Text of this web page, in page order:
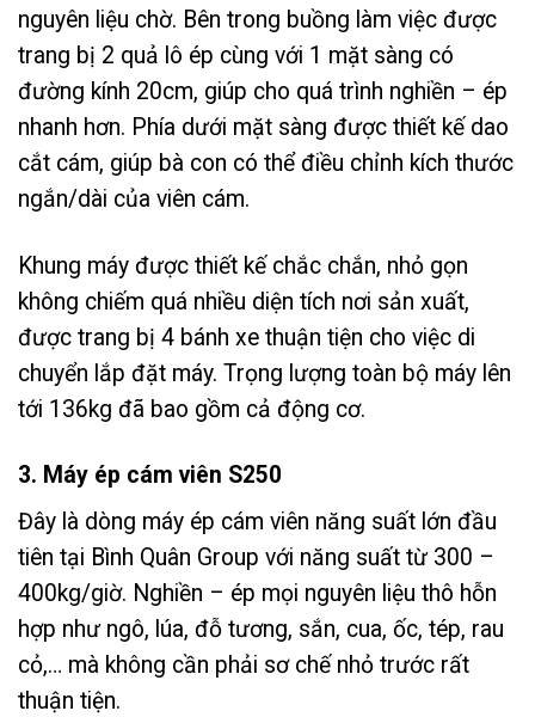
nguyên liệu chờ. Bên trong buồng làm việc được
trang bị 2 quả lô ép cùng với 1 mặt sàng có
đường kính 20cm, giúp cho quá trình nghiền – ép
nhanh hơn. Phía dưới mặt sàng được thiết kế dao
cắt cám, giúp bà con có thể điều chỉnh kích thước
ngắn/dài của viên cám.
Khung máy được thiết kế chắc chắn, nhỏ gọn
không chiếm quá nhiều diện tích nơi sản xuất,
được trang bị 4 bánh xe thuận tiện cho việc di
chuyển lắp đặt máy. Trọng lượng toàn bộ máy lên
tới 136kg đã bao gồm cả động cơ.
3. Máy ép cám viên S250
Đây là dòng máy ép cám viên năng suất lớn đầu
tiên tại Bình Quân Group với năng suất từ 300 –
400kg/giờ. Nghiền – ép mọi nguyên liệu thô hỗn
hợp như ngô, lúa, đỗ tương, sắn, cua, ốc, tép, rau
cỏ,… mà không cần phải sơ chế nhỏ trước rất
thuận tiện.